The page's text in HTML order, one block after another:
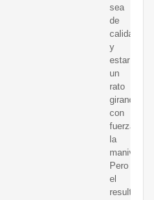
sea
de
calidad
y
estar
un
rato
girando
con
fuerza
la
manivela.
Pero
el
resultado